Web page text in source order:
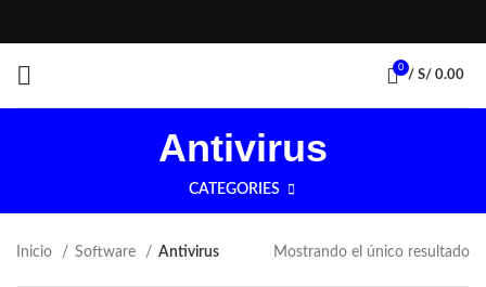
0
/ S/ 0.00
Antivirus
CATEGORIES
Inicio Software Antivirus Mostrando el único resultado